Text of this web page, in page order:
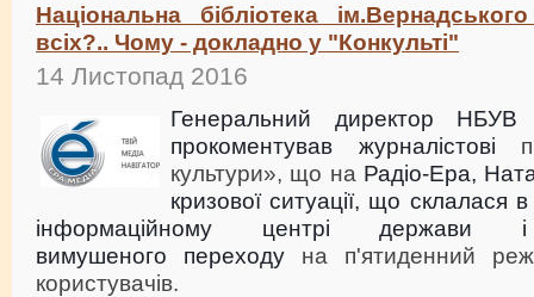
Національна бібліотека
всіх?.. Чому - докладно у "Конкульті"
14 Листопад 2016
Генеральний директор
прокоментував журналістові
культури», що на Радіо-Ера,
кризової ситуації, що склалася
інформаційному центрі
вимушеного
переходу на п'ятиденний
користувачів.